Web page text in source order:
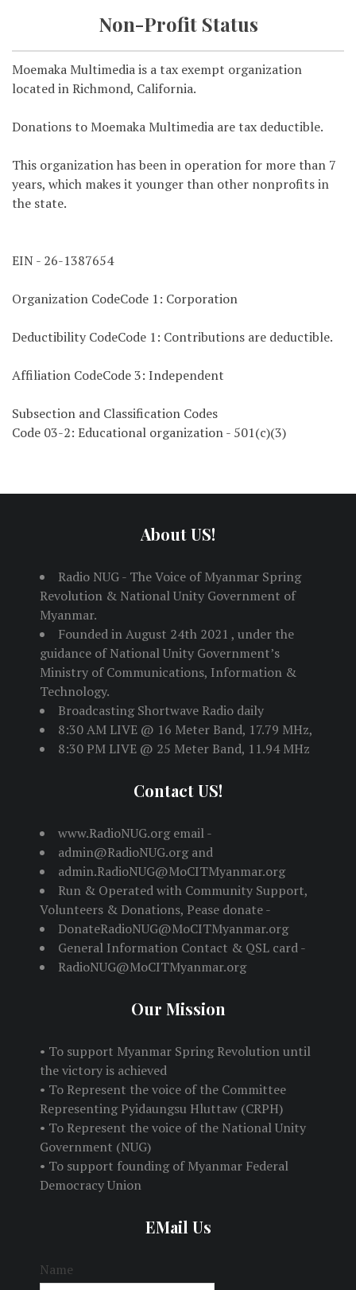
Non-Profit Status
Moemaka Multimedia is a tax exempt organization
located in Richmond, California.
Donations to Moemaka Multimedia are tax deductible.
This organization has been in operation for more than 7
years, which makes it younger than other nonprofits in
the state.
EIN - 26-1387654
Organization CodeCode 1: Corporation
Deductibility CodeCode 1: Contributions are deductible.
Affiliation CodeCode 3: Independent
Subsection and Classification Codes
Code 03-2: Educational organization - 501(c)(3)
About US!
Radio NUG - The Voice of Myanmar Spring
Revolution & National Unity Government of
Myanmar.
Founded in August 24th 2021 , under the
guidance of National Unity Government’s
Ministry of Communications, Information &
Technology.
Broadcasting Shortwave Radio daily
8:30 AM LIVE @ 16 Meter Band, 17.79 MHz,
8:30 PM LIVE @ 25 Meter Band, 11.94 MHz
Contact US!
www.RadioNUG.org email -
admin@RadioNUG.org and
admin.RadioNUG@MoCITMyanmar.org
Run & Operated with Community Support,
Volunteers & Donations, Pease donate -
DonateRadioNUG@MoCITMyanmar.org
General Information Contact & QSL card -
RadioNUG@MoCITMyanmar.org
Our Mission
• To support Myanmar Spring Revolution until
the victory is achieved
• To Represent the voice of the Committee
Representing Pyidaungsu Hluttaw (CRPH)
• To Represent the voice of the National Unity
Government (NUG)
• To support founding of Myanmar Federal
Democracy Union
EMail Us
Name